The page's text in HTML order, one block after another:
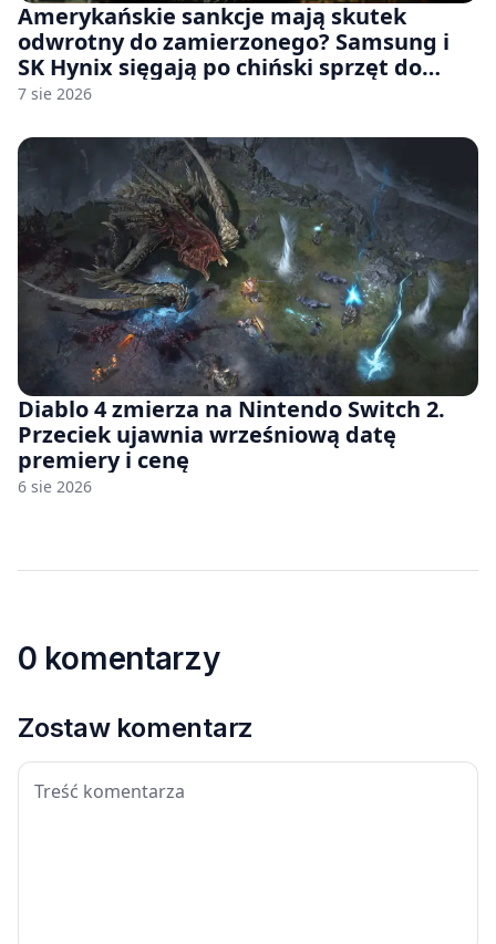
Amerykańskie sankcje mają skutek
odwrotny do zamierzonego? Samsung i
SK Hynix sięgają po chiński sprzęt do
fabryk chipów
7 sie 2026
Diablo 4 zmierza na Nintendo Switch 2.
Przeciek ujawnia wrześniową datę
premiery i cenę
6 sie 2026
0 komentarzy
Zostaw komentarz